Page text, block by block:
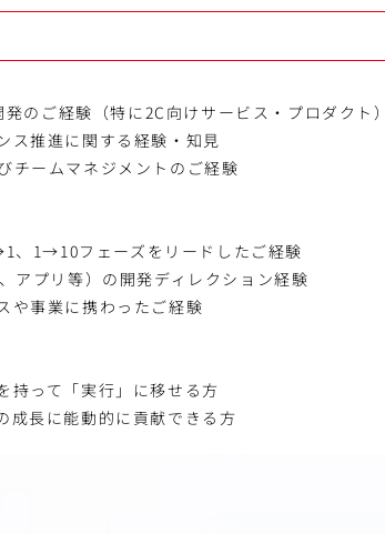
のご経験（特に2C向けサービス・プロダクト
ス推進に関する経験・知見
チームマネジメントのご経験
、1→10フェーズをリードしたご経験
アプリ等）の開発ディレクション経験
や事業に携わったご経験
持って「実行」に移せる方
成長に能動的に貢献できる方